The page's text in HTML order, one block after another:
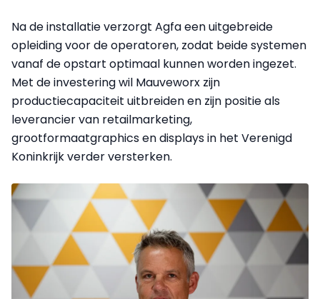
Na de installatie verzorgt Agfa een uitgebreide
opleiding voor de operatoren, zodat beide systemen
vanaf de opstart optimaal kunnen worden ingezet.
Met de investering wil Mauveworx zijn
productiecapaciteit uitbreiden en zijn positie als
leverancier van retailmarketing,
grootformaatgraphics en displays in het Verenigd
Koninkrijk verder versterken.